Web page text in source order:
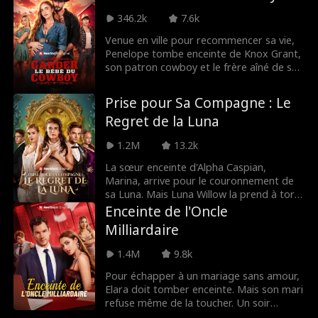
sa véritable identité et leur fait payer leur
arrogance.
346.2k
7.6k
Venue en ville pour recommencer sa vie,
Penelope tombe enceinte de Knox Grant,
son patron cowboy et le frère aîné de son
affronter un amour interdit.
Prise pour Sa Compagne : Le
Regret de la Luna
1.2M
13.2k
La sœur enceinte d'Alpha Caspian,
Marina, arrive pour le couronnement de
sa Luna. Mais Luna Willow la prend à tort
pour une maîtresse rebelle. Folle de
jalousie, Willow humilie Marina et
provoque sa fausse couche. Désormais,
les frères et sœurs Brooks réclament
vengeance.
Enceinte de l'Oncle
Milliardaire
1.4M
9.8k
Pour échapper à un mariage sans amour,
Elara doit tomber enceinte. Mais son mari
refuse même de la toucher. Un soir